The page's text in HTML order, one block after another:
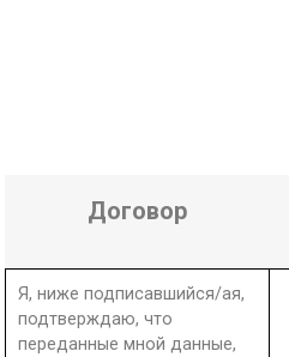
Договор
Я, ниже подписавшийся/ая,
подтверждаю, что
переданные мной данные,